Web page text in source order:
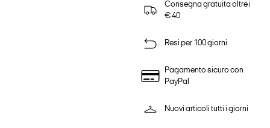
Consegna gratuita oltre i
€ 40
Resi per 100 giorni
Pagamento sicuro con
PayPal
Nuovi articoli tutti i giorni